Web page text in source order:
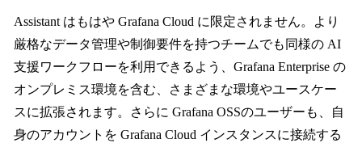
Assistant はもはや Grafana Cloud に限定されません。より
厳格なデータ管理や制御要件を持つチームでも同様の AI
支援ワークフローを利用できるよう、Grafana Enterprise の
オンプレミス環境を含む、さまざまな環境やユースケー
スに拡張されます。さらに Grafana OSSのユーザーも、自
身のアカウントを Grafana Cloud インスタンスに接続する